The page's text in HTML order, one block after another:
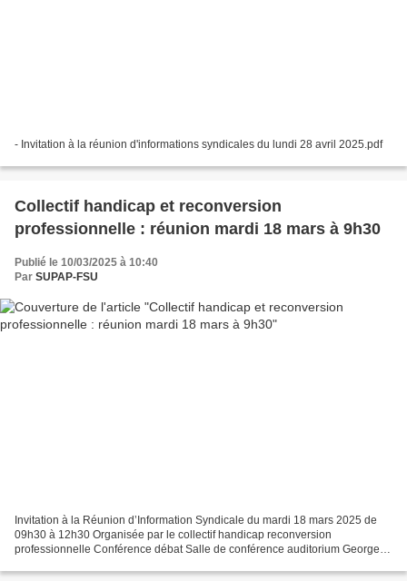
- Invitation à la réunion d'informations syndicales du lundi 28 avril 2025.pdf
Collectif handicap et reconversion
professionnelle : réunion mardi 18 mars à 9h30
Publié le 10/03/2025 à 10:40
Par SUPAP-FSU
Invitation à la Réunion d’Information Syndicale du mardi 18 mars 2025 de
09h30 à 12h30 Organisée par le collectif handicap reconversion
professionnelle Conférence débat Salle de conférence auditorium Georges